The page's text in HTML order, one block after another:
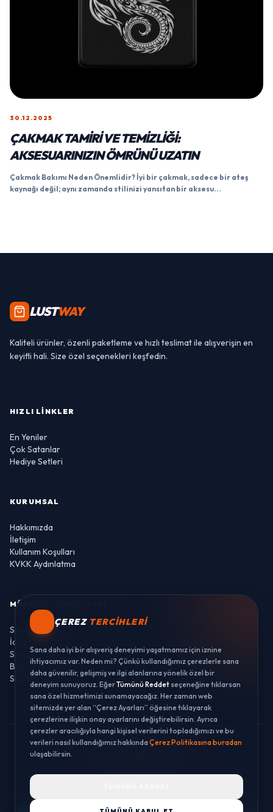
30.12.2025
ÇAKMAK TAMIRI VE TEMIZLIĞI:
AKSESUARINIZIN ÖMRÜNÜ UZATIN
Çakmak Bakımı Neden Önemlidir? İyi bir çakmak, sadece bir ateş
kaynağı değil; aynı zamanda stilinizi yansıtan bir aksesu...
LUSTWAY
Kaliteli ürünler, özenli paketleme ve hızlı teslimat ile alışverişin en
keyifli hali. Size özel seçenekleri keşfedin.
HIZLI LINKLER
En Yeniler
Çok Satanlar
Hediye Setleri
KURUMSAL
Hakkımızda
İletişim
Kullanım Koşulları
KVKK Aydınlatma
MÜŞTERI HIZMETLERI
Sipariş Takibi
İade ve Değişim
Sıkça Sorulan Sorular
Banka Hesaplarımız
Sipariş Takibi
© 2026 LUSTWAY. TÜM HAKLARI SAKLIDIR.
ÇEREZ TERCIHLERI
Sana daha iyi bir alışveriş deneyimi yaşatmamız için iznine
ihtiyacımız var. Neden mi? Çünkü kullandığımız çerezlerle sana
daha güvenilir, gelişmiş ve ilgi alanlarına yönelik özel bir
deneyim sunuyoruz. EğerTümünü Reddet seçeneğine tıklarsan
sana özel hizmetimizi sunamayacağız. Her zaman web
sitemizde yer alan “Çerez Ayarları” öğesine tıklayarak
çerezlerine ilişkin onay ayarlarını değiştirebilirsin. Ayrıca
çerezler aracılığıyla hangi kişisel verilerini topladığımızı ve bu
verileri nasıl kullandığımız hakkındaÇerez Politikasına buradan
ulaşabilirsin.